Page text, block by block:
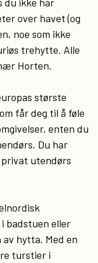
over havet (og
noe som ikke
trehytte. Alle
Horten.
største
får deg til å føle
enten du
Du har
utendørs
badstuen eller
hytta. Med en
turstier i